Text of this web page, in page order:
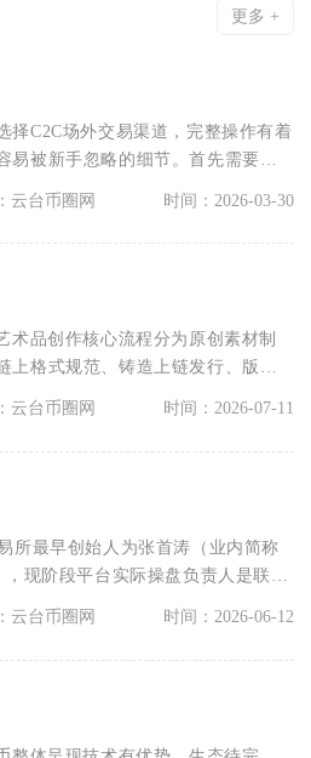
更多 +
择C2C场外交易渠道，完整操作有着
易被新手忽略的细节。首先需要在
云台币圈网 时间：2026-03-30
术品创作核心流程分为原创素材制
上格式规范、铸造上链发行、版权
转四大环节
云台币圈网 时间：2026-07-11
所最早创始人为张首涛（业内简称
，现阶段平台实际操盘负责人是联合
兼首席
云台币圈网 时间：2026-06-12